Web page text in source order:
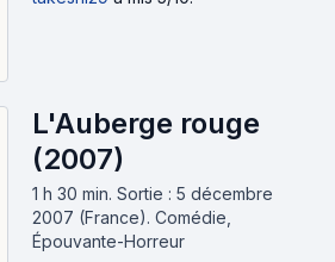
L'Auberge rouge
(2007)
1 h 30 min. Sortie : 5 décembre
2007 (France). Comédie,
Épouvante-Horreur